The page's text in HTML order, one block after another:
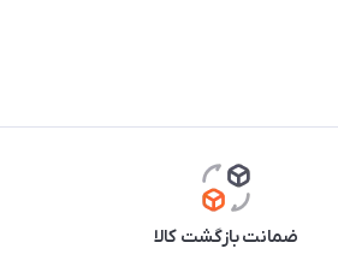
ضمانت بازگشت کالا